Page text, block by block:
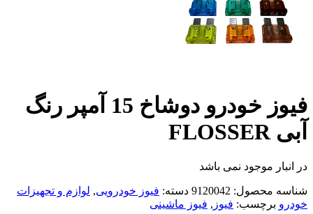
فیوز خودرو دوشاخ 15 آمپر رنگ
آبی FLOSSER
در انبار موجود نمی باشد
شناسه محصول: 9120042 دسته: فیوز خودرویی, لوازم و تجهیزات
خودرو برچسب: فیوز , فیوز ماشینی